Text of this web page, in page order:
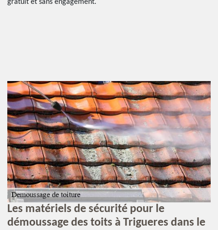
gratuit et sans engagement.
Les matériels de sécurité pour le
démoussage des toits à Trigueres dans le